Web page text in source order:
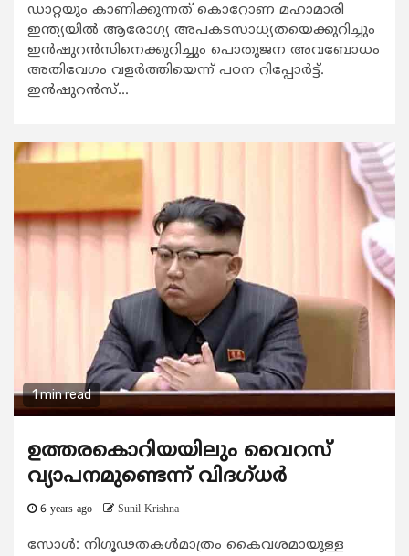
ഡാറ്റയും കാണിക്കുന്നത് കൊറോണ മഹാമാരി
ഇന്ത്യയില്‍ ആരോഗ്യ അപകടസാധ്യതയെക്കുറിച്ചും
ഇൻഷുറൻസിനെക്കുറിച്ചും പൊതുജന അവബോധം
അതിവേഗം വളർത്തിയെന്ന് പഠന റിപ്പോര്‍ട്ട്.
ഇൻഷുറൻസ്...
1 min read
ഉത്തരകൊറിയയിലും വൈറസ്
വ്യാപനമുണ്ടെന്ന് വിദഗ്ധര്‍
6 years ago Sunil Krishna
സോള്‍: നിഗൂഢതകള്‍മാത്രം കൈവശമായുള്ള